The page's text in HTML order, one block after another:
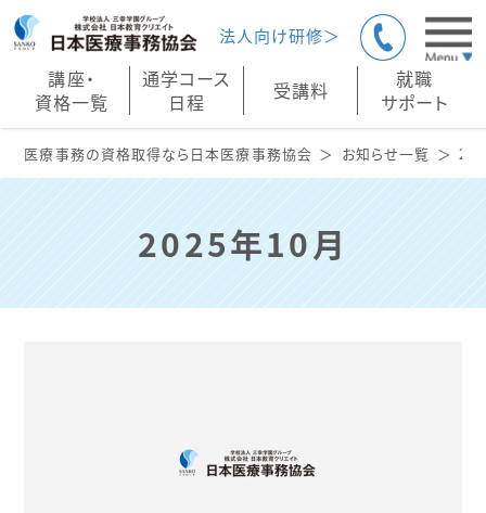
講座・
資格一覧
通学コース
日程
受講料
就職
サポート
法人向け研修＞
医療事務の資格取得なら日本医療事務協会 お知らせ一覧
2025年10月